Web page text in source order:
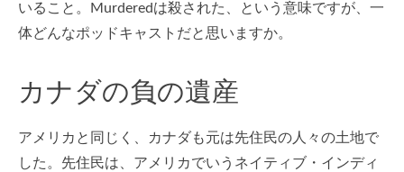
いること。Murderedは殺された、という意味ですが、一
体どんなポッドキャストだと思いますか。
カナダの負の遺産
アメリカと同じく、カナダも元は先住民の人々の土地で
した。先住民は、アメリカでいうネイティブ・インディ